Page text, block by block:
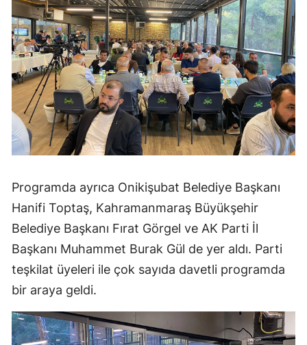
Programda ayrıca Onikişubat Belediye Başkanı
Hanifi Toptaş, Kahramanmaraş Büyükşehir
Belediye Başkanı Fırat Görgel ve AK Parti İl
Başkanı Muhammet Burak Gül de yer aldı. Parti
teşkilat üyeleri ile çok sayıda davetli programda
bir araya geldi.